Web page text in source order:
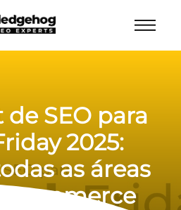
SEO para
2025:
as áreas
commerce